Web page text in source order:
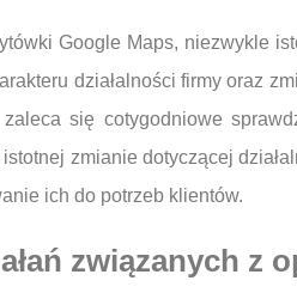
Google Maps, niezwykle
działalności firmy oraz
się cotygodniowe
zmianie dotyczącej
ich do potrzeb klientów.
związanych z